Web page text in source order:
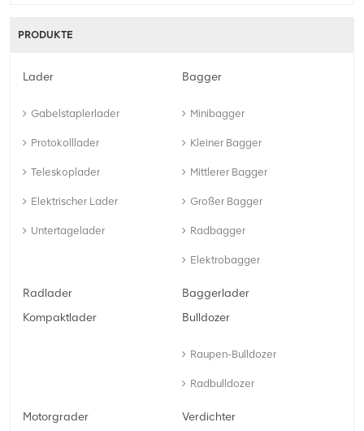
PRODUKTE
Lader
Gabelstaplerlader
Protokolllader
Teleskoplader
Elektrischer Lader
Untertagelader
Bagger
Minibagger
Kleiner Bagger
Mittlerer Bagger
Großer Bagger
Radbagger
Elektrobagger
Radlader
Baggerlader
Kompaktlader
Bulldozer
Raupen-Bulldozer
Radbulldozer
Motorgrader Verdichter